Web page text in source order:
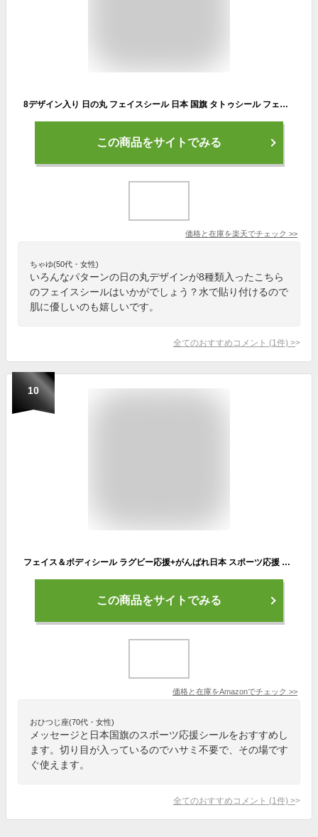
8デザイン入り 日の丸 フェイスシール 日本 国旗 タトゥシール フェイスステッカー 旗 JAPAN フラッグ
この商品をサイトでみる
価格と在庫を楽天でチェック >>
ちゃゆ(50代・女性)
いろんなパターンの日の丸デザインが8種類入ったこちら
のフェイスシールはいかがでしょう？水で貼り付けるので
肌に優しいのも嬉しいです。
全てのおすすめコメント (1 件) >
10
フェイス＆ボディシール ラグビー応援+がんばれ日本 スポーツ応援 水なし貼るだけ Rugby
この商品をサイトでみる
価格と在庫をAmazonでチェック >>
おひつじ座(70代・女性)
メッセージと日本国旗のスポーツ応援シールをおすすめし
ます。切り目が入っているのでハサミ不要で、その場です
ぐ使えます。
全てのおすすめコメント (1 件) >